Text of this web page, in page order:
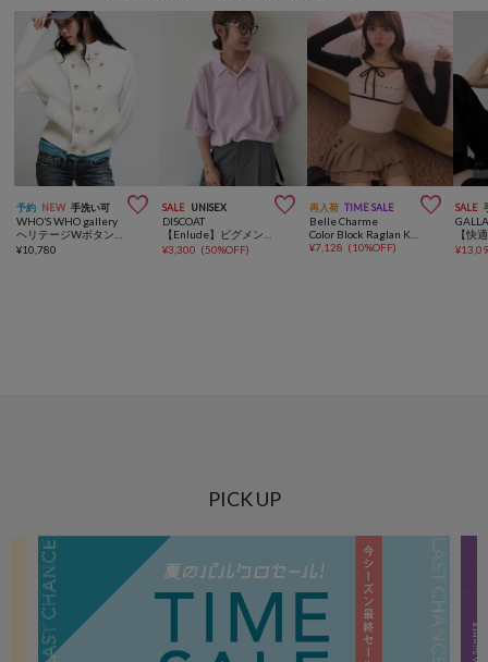
予約 NEW 手洗い可 
WHO’S WHO gallery
¥10,780
SALE UNISEX 
DISCOAT
¥3,300 (50%OFF)
再入荷 TIME SALE 
Belle Charme
¥7,128 (10%OFF)
SALE
¥
PICK UP